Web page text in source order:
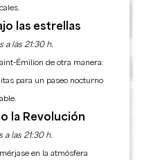
las estrellas
a las 21:30 h.
Émilion de otra manera:
para un paseo nocturno
la Revolución
a las 21:30 h.
en la atmósfera